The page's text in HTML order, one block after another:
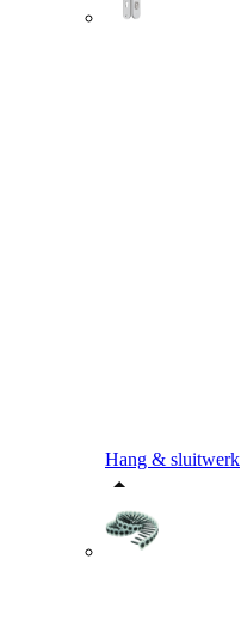
Hang & sluitwerk